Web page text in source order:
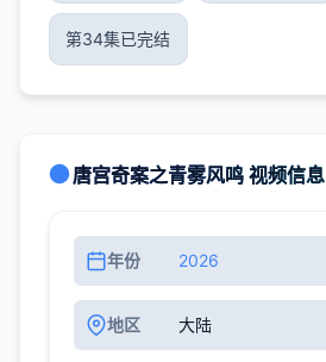
第34集已完结
唐宫奇案之青雾风鸣 视频信息
年份 2026
地区 大陆